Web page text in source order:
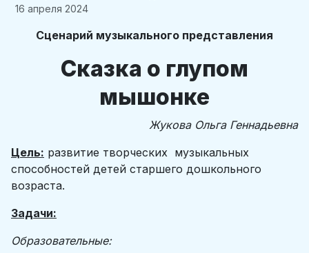
16 апреля 2024
Сценарий музыкального представления
Сказка о глупом
мышонке
Жукова Ольга Геннадьевна
Цель: развитие творческих музыкальных
способностей детей старшего дошкольного
возраста.
Задачи:
Образовательные: